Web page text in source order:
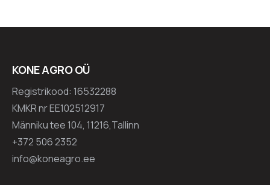
KONE AGRO OÜ
Registrikood: 16532288
KMKR nr EE102512917
Männiku tee 104, 11216,Tallinn
+372 506 2352
info@koneagro.ee